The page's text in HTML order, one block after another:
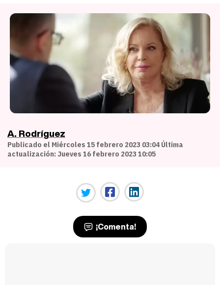
A. Rodríguez
Publicado el Miércoles 15 febrero 2023 03:04 Última
actualización: Jueves 16 febrero 2023 10:05
¡Comenta!